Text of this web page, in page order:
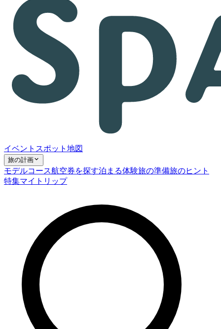
イベント スポット 地図
旅の計画
モデルコース航空券を探す泊まる体験旅の準備旅のヒント
特集マイトリップ